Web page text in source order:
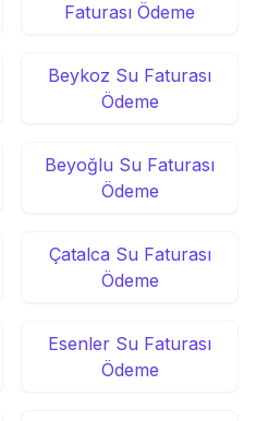
Faturası Ödeme
Beykoz Su Faturası
Ödeme
Beyoğlu Su Faturası
Ödeme
Çatalca Su Faturası
Ödeme
Esenler Su Faturası
Ödeme